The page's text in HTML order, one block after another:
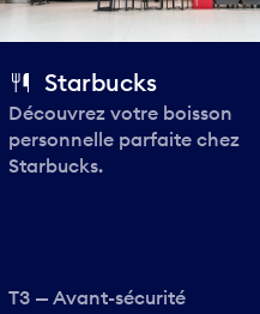
Starbucks
Découvrez votre boisson
personnelle parfaite chez
Starbucks.
T3 — Avant-sécurité